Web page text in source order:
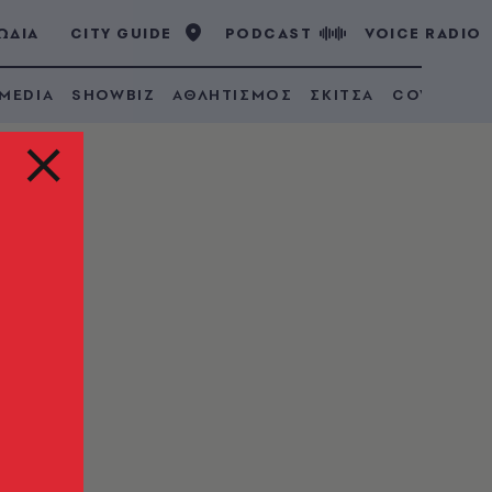
CITY GUIDE PODCAST VOICE RADIO
SHOWBIZ ΑΘΛΗΤΙΣΜΟΣ ΣΚΙΤΣΑ COVID 19